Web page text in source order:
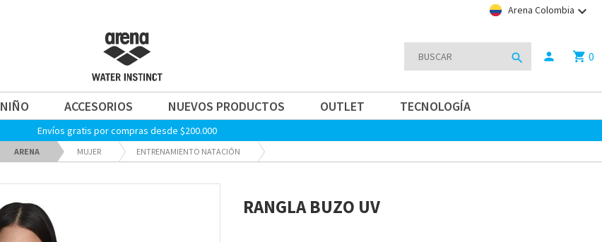
Arena Colombia keyboard_arrow_down
search person shopping_cart 0
NIÑO ACCESORIOS NUEVOS PRODUCTOS OUTLET TECNOLOGÍA
Envíos gratis por compras desde $200.000
ARENA MUJER ENTRENAMIENTO NATACIÓN
RANGLA BUZO UV